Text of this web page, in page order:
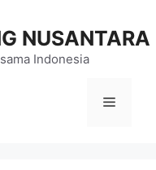
NUSANTARA
Indonesia
Menu